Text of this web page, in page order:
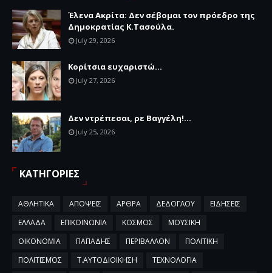
Έλενα Ακρίτα: Δεν σέβομαι τον πρόεδρο της
Δημοκρατίας Κ.Τασούλα.
July 29, 2026
Κορίτσια ευχαριστώ...
July 27, 2026
Δεν ντρέπεσαι, ρε Βαγγέλη!...
July 25, 2026
ΚΑΤΗΓΟΡΙΕΣ
ΑΘΛΗΤΙΚΑ ΑΠΟΨΕΙΣ ΑΡΘΡΑ ΔΕΔΟΓΛΟΥ
ΕΙΔΗΣΕΙΣ
ΕΛΛΑΔΑ
ΕΠΙΚΟΙΝΩΝΙΑ ΚΟΣΜΟΣ
ΜΟΥΣΙΚΗ
ΟΙΚΟΝΟΜΙΑ
ΠΑΠΑΔΗΣ ΠΕΡΙΒΑΛΛΟΝ
ΠΟΛΙΤΙΚΗ
ΠΟΛΙΤΙΣΜΌΣ
Τ.ΑΥΤΟΔΙΟΙΚΗΣΗ
ΤΕΧΝΟΛΟΓΙΑ